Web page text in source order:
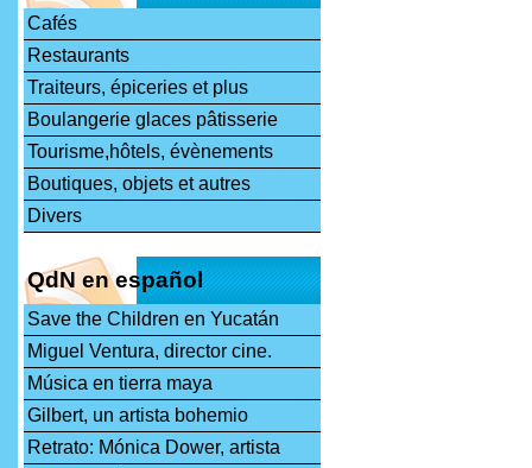
Cafés
Restaurants
Traiteurs, épiceries et plus
Boulangerie glaces pâtisserie
Tourisme,hôtels, évènements
Boutiques, objets et autres
Divers
QdN en español
Save the Children en Yucatán
Miguel Ventura, director cine.
Música en tierra maya
Gilbert, un artista bohemio
Retrato: Mónica Dower, artista